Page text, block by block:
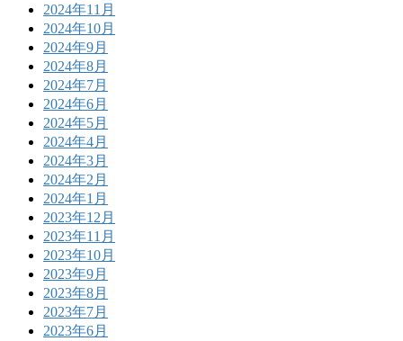
2024年11月
2024年10月
2024年9月
2024年8月
2024年7月
2024年6月
2024年5月
2024年4月
2024年3月
2024年2月
2024年1月
2023年12月
2023年11月
2023年10月
2023年9月
2023年8月
2023年7月
2023年6月